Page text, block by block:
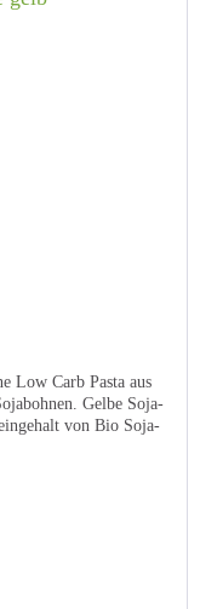
Low Carb Pasta aus
Gelbe Soja-
von Bio Soja-